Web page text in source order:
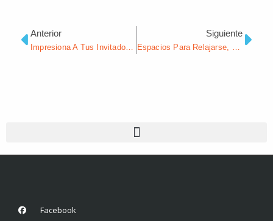
Anterior
Impresiona A Tus Invitados Con Esta Deliciosa Receta De Flan De Caramelo
Siguiente
Espacios Para Relajarse, El Nuevo Estándar En El Diseño Creativo De Oficinas
Facebook